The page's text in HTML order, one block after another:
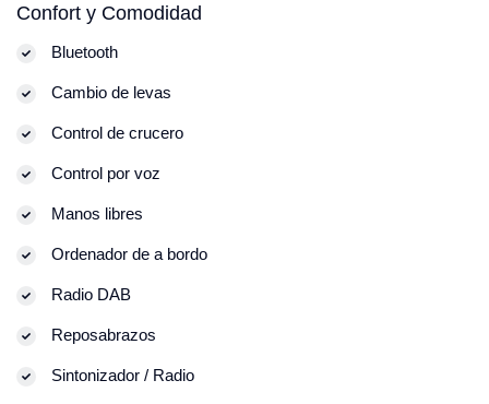
Confort y Comodidad
Bluetooth
Cambio de levas
Control de crucero
Control por voz
Manos libres
Ordenador de a bordo
Radio DAB
Reposabrazos
Sintonizador / Radio